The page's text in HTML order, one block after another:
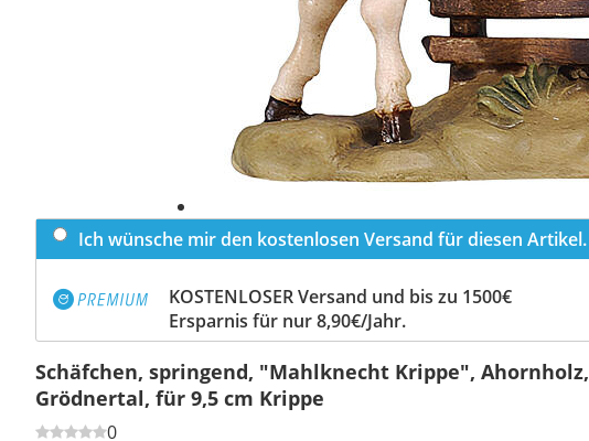
Ich wünsche mir den kostenlosen Versand für diesen Artikel.
KOSTENLOSER Versand und bis zu 1500€
Ersparnis für nur 8,90€/Jahr.
Schäfchen, springend, "Mahlknecht Krippe", Ahornholz,
Grödnertal, für 9,5 cm Krippe
0